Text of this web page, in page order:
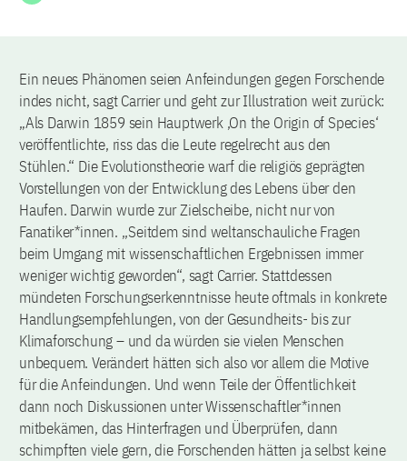
Ein neues Phänomen seien Anfeindungen gegen Forschende
indes nicht, sagt Carrier und geht zur Illustration weit zurück:
„Als Darwin 1859 sein Hauptwerk ‚On the Origin of Species‘
veröffentlichte, riss das die Leute regelrecht aus den
Stühlen.“ Die Evolutionstheorie warf die religiös geprägten
Vorstellungen von der Entwicklung des Lebens über den
Haufen. Darwin wurde zur Zielscheibe, nicht nur von
Fanatiker*innen. ,,Seitdem sind weltanschauliche Fragen
beim Umgang mit wissenschaftlichen Ergebnissen immer
weniger wichtig geworden“, sagt Carrier. Stattdessen
mündeten Forschungserkenntnisse heute oftmals in konkrete
Handlungsempfehlungen, von der Gesundheits- bis zur
Klimaforschung – und da würden sie vielen Menschen
unbequem. Verändert hätten sich also vor allem die Motive
für die Anfeindungen. Und wenn Teile der Öffentlichkeit
dann noch Diskussionen unter Wissenschaftler*innen
mitbekämen, das Hinterfragen und Überprüfen, dann
schimpften viele gern, die Forschenden hätten ja selbst keine